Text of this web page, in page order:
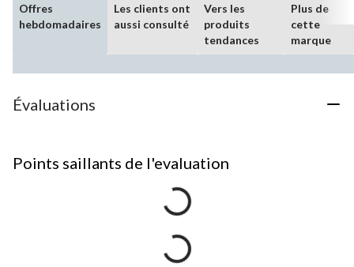
Offres
hebdomadaires
Les clients ont
aussi consulté
Vers les
produits
tendances
Plus de
cette
marque
Évaluations
Points saillants de l'evaluation